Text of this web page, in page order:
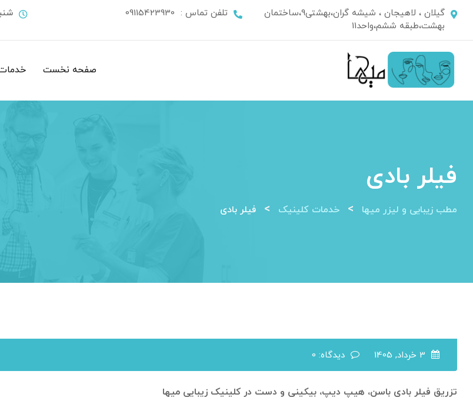
content
گیلان ، لاهیجان ، شیشه گران،بهشتی9،ساختمان
بهشت،طبقه ششم،واحد11
تلفن تماس : 09115423930
صفحه نخست
فیلر بادی
مطب زیبایی و لیزر میها > خدمات کلینیک > فیلر بادی
دیدگاه: 0
تزریق فیلر بادی باسن، هیپ دیپ، بیکینی و دست در کلینیک زیبایی میها